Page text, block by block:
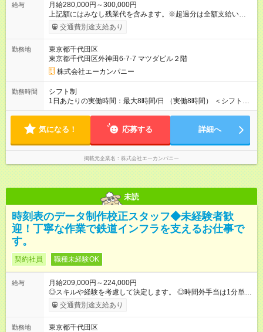
給与
月給280,000円～300,000円
上記額にはみなし残業代を含みます。※超過分は全額支給いたし
ます。 みなし残業代 26,261円／月 みなし残業時間 15時間／月
月給28万円～ + 歩合手当 + 業績賞与（年1～2回） ※給与は経
時間分の固定残業代（26,261円）を含んでいます。超過分は別
途支給します。 ※3ヶ月間の試用期間があります。期間中は給与
が月給26万円（固定残業代3時間分・6,261円を含む、超過分は
別途支給）となりますが、その他の待遇に違いはありません。
【試用期間】試用期間あり 試用期間の長さ：3ヶ月 ※ 雇用形態
と給与に、本採用時と異なる部分があります。 雇用形態：本採
はみなし残業代を含みます。※超過分は全額支給いたします。
みなし残業代 6,261円／月 みなし残業時間 3時間／月
交通費別途支給あり
勤務地
東京都千代田区
東京都千代田区外神田6-7-7 マツダビル２階
株式会社エーカンパニー
勤務時間
シフト制
1日あたりの実働時間：最大8時間/日 （実働8時間） ＜シフト一
例＞ ・08：30～18：00 ・12：30～22：00 ※勤務時間はお客様
法令遵守を徹底！ 連続3時間を超える長時間運転はほぼありませ
気になる！ 応募する 詳細へ
掲載元企業名 株式会社エーカンパニー
未読
時刻表のデータ制作校正スタッフ◆未経験者歓
迎！丁寧な作業で鉄道インフラを支えるお仕事で
す。
契約社員 職種未経験OK
給与
月給209,000円～224,000円
◎スキルや経験を考慮して決定します。 ◎時間外手当は1分単位
で全額支給します。 ◎賞与年２回支給（昨年度実績：年3ヶ月
分） ※副業不可 【試用期間】試用期間あり 試用期間の長さ：2
交通費別途支給あり
勤務地
東京都千代田区